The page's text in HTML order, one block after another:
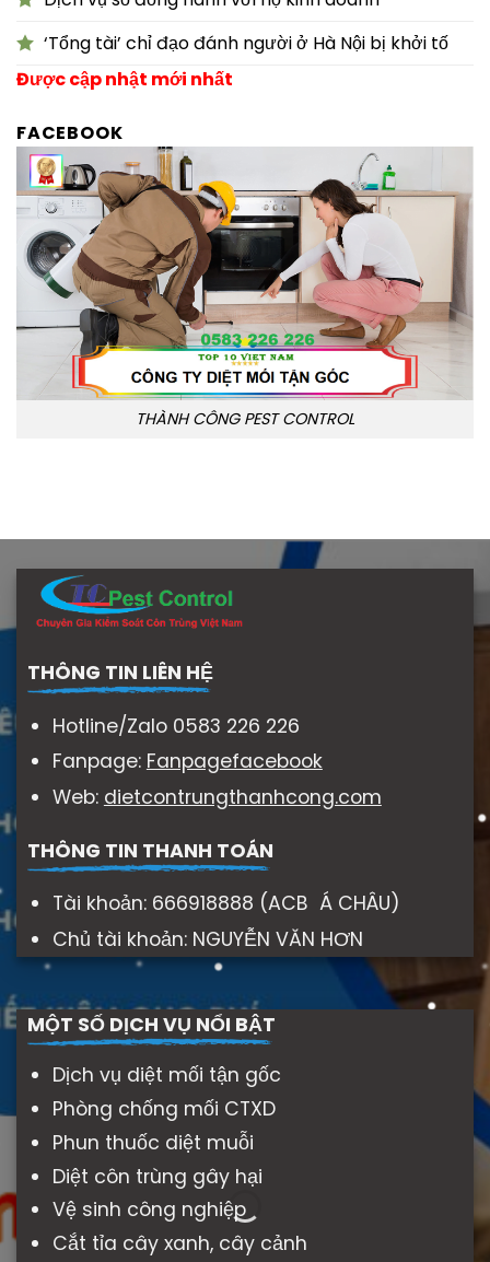
‘Tổng tài’ chỉ đạo đánh người ở Hà Nội bị khởi tố
Được cập nhật mới nhất
FACEBOOK
THÀNH CÔNG PEST CONTROL
THÔNG TIN LIÊN HỆ
Hotline/Zalo 0583 226 226
Fanpage: Fanpagefacebook
Web: dietcontrungthanhcong.com
THÔNG TIN THANH TOÁN
Tài khoản: 666918888 (ACB Á CHÂU)
Chủ tài khoản: NGUYỄN VĂN HƠN
MỘT SỐ DỊCH VỤ NỔI BẬT
Dịch vụ diệt mối tận gốc
Phòng chống mối CTXD
Phun thuốc diệt muỗi
Diệt côn trùng gây hại
Vệ sinh công nghiệp
Cắt tỉa cây xanh, cây cảnh